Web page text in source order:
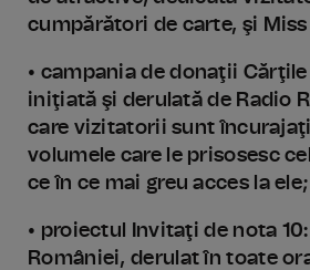
cumpărători de carte, şi
• campania de donaţii
iniţiată şi derulată de Radio
care vizitatorii sunt
volumele care le prisosesc
ce în ce mai greu acces la ele;
• proiectul Invitaţi de nota
României, derulat în toate